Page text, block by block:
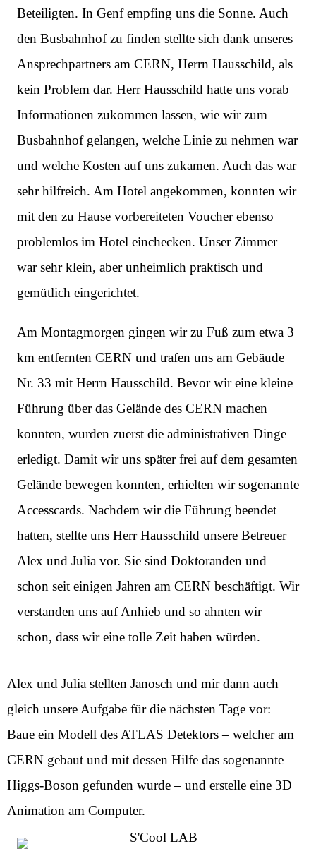
Beteiligten. In Genf empfing uns die Sonne. Auch
den Busbahnhof zu finden stellte sich dank unseres
Ansprechpartners am CERN, Herrn Hausschild, als
kein Problem dar. Herr Hausschild hatte uns vorab
Informationen zukommen lassen, wie wir zum
Busbahnhof gelangen, welche Linie zu nehmen war
und welche Kosten auf uns zukamen. Auch das war
sehr hilfreich. Am Hotel angekommen, konnten wir
mit den zu Hause vorbereiteten Voucher ebenso
problemlos im Hotel einchecken. Unser Zimmer
war sehr klein, aber unheimlich praktisch und
gemütlich eingerichtet.
Am Montagmorgen gingen wir zu Fuß zum etwa 3
km entfernten CERN und trafen uns am Gebäude
Nr. 33 mit Herrn Hausschild. Bevor wir eine kleine
Führung über das Gelände des CERN machen
konnten, wurden zuerst die administrativen Dinge
erledigt. Damit wir uns später frei auf dem gesamten
Gelände bewegen konnten, erhielten wir sogenannte
Accesscards. Nachdem wir die Führung beendet
hatten, stellte uns Herr Hausschild unsere Betreuer
Alex und Julia vor. Sie sind Doktoranden und
schon seit einigen Jahren am CERN beschäftigt. Wir
verstanden uns auf Anhieb und so ahnten wir
schon, dass wir eine tolle Zeit haben würden.
Alex und Julia stellten Janosch und mir dann auch
gleich unsere Aufgabe für die nächsten Tage vor:
Baue ein Modell des ATLAS Detektors – welcher am
CERN gebaut und mit dessen Hilfe das sogenannte
Higgs-Boson gefunden wurde – und erstelle eine 3D
Animation am Computer.